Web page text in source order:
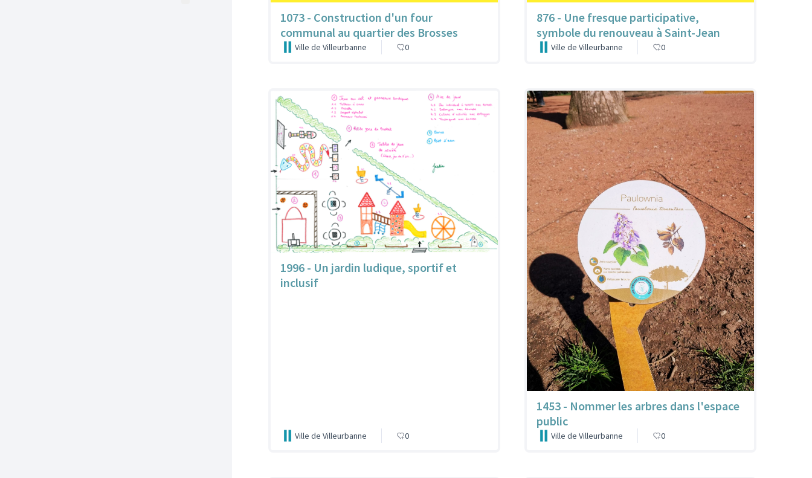
1073 - Construction d'un four
communal au quartier des Brosses
Ville de Villeurbanne 0
876 - Une fresque participative,
symbole du renouveau à Saint-Jean
Ville de Villeurbanne 0
1996 - Un jardin ludique, sportif et
inclusif
Ville de Villeurbanne 0
1453 - Nommer les arbres dans l'espace
public
Ville de Villeurbanne 0